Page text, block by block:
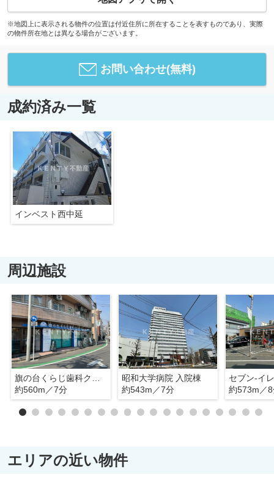
※地図上に表示される物件の位置は付近住所に所在することを表すものであり、実際
の物件所在地とは異なる場合がございます。
お問い合わせ(無料)
成約済み一覧
インベスト西中延
周辺施設
約560m／7分
昭和大学病院 入院棟
約543m／7分
約573m／
エリアの近い物件